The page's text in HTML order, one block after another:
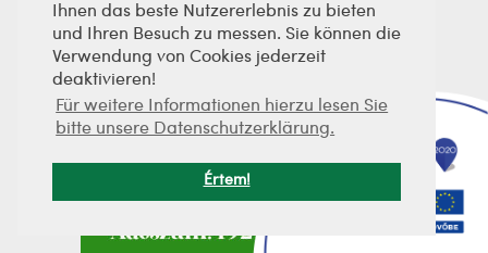
Ihnen das beste Nutzererlebnis zu bieten
und Ihren Besuch zu messen. Sie können die
Verwendung von Cookies jederzeit
deaktivieren!
Für weitere Informationen hierzu lesen Sie
bitte unsere Datenschutzerklärung.
Értem!